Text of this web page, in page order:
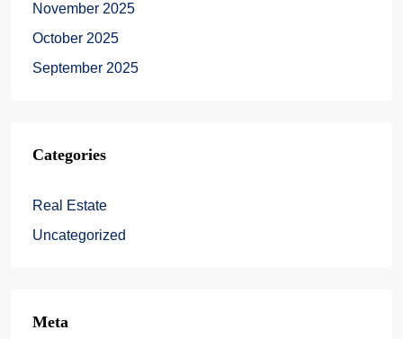
November 2025
October 2025
September 2025
Categories
Real Estate
Uncategorized
Meta